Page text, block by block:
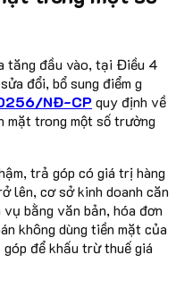
tăng đầu vào, tại Điều 4
đổi, bổ sung điểm g
NĐ-CPquy định về
mặt trong một số trường
trả góp có giá trị hàng
lên, cơ sở kinh doanh căn
vụ bằng văn bản, hóa đơn
không dùng tiền mặt của
để khấu trừ thuế giá